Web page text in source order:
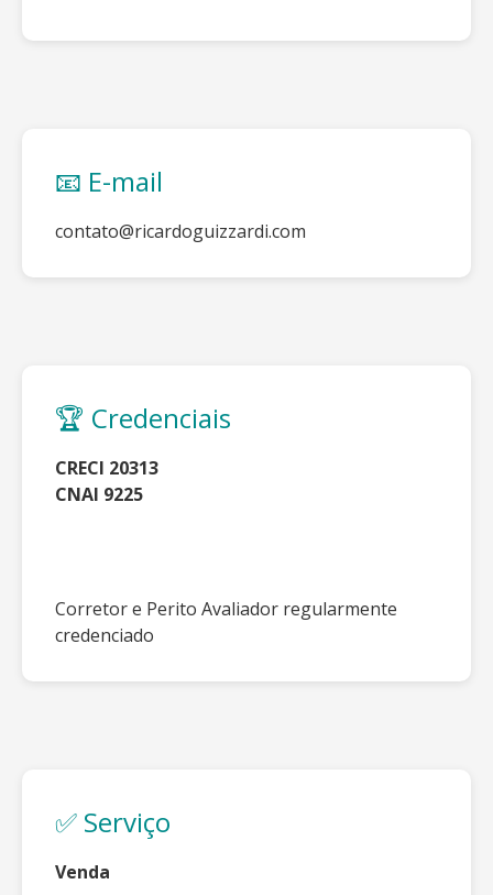
📧 E-mail
contato@ricardoguizzardi.com
🏆 Credenciais
CRECI 20313
CNAI 9225
Corretor e Perito Avaliador regularmente
credenciado
✅ Serviço
Venda